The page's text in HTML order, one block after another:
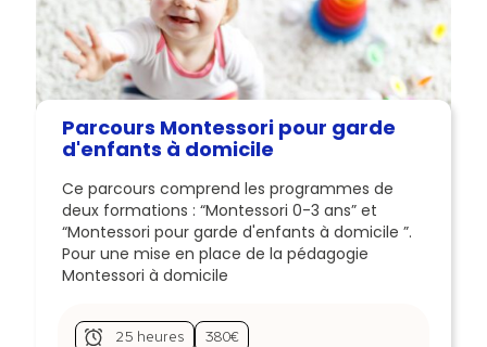
Parcours Montessori pour garde
d'enfants à domicile
Ce parcours comprend les programmes de
deux formations : “Montessori 0-3 ans” et
“Montessori pour garde d'enfants à domicile ”.
Pour une mise en place de la pédagogie
Montessori à domicile
25 heures 380€